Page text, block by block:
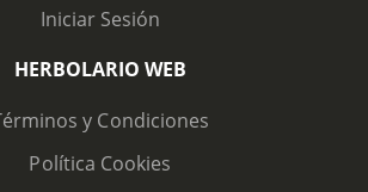
Iniciar Sesión
HERBOLARIO WEB
y Condiciones
Política Cookies